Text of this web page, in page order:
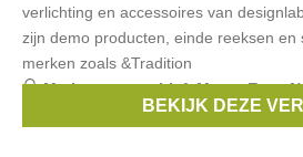
verlichting en accessoires van
zijn demo producten, einde reeksen en
merken zoals &Tradition
Merken:serax,Lief,Menu,Emu,
BEKIJK DEZE